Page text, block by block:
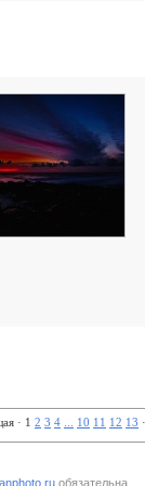
· 1 2 3 4 10 11 12 13
обязательна.